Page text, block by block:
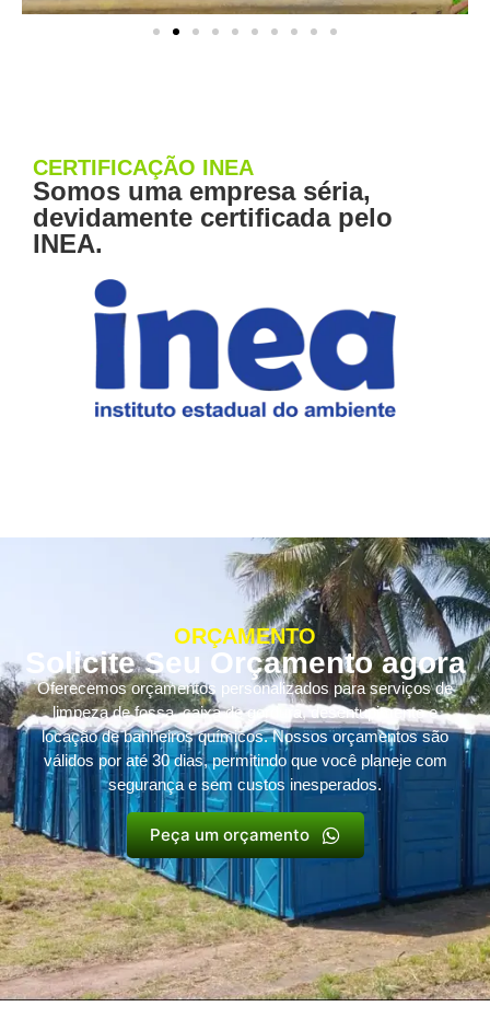
CERTIFICAÇÃO INEA
Somos uma empresa séria,
devidamente certificada pelo
INEA.
ORÇAMENTO
Solicite Seu Orçamento agora
Oferecemos orçamentos personalizados para serviços de
limpeza de fossa, caixa de gordura, desentupimento e
locação de banheiros químicos. Nossos orçamentos são
válidos por até 30 dias, permitindo que você planeje com
segurança e sem custos inesperados.
Peça um orçamento